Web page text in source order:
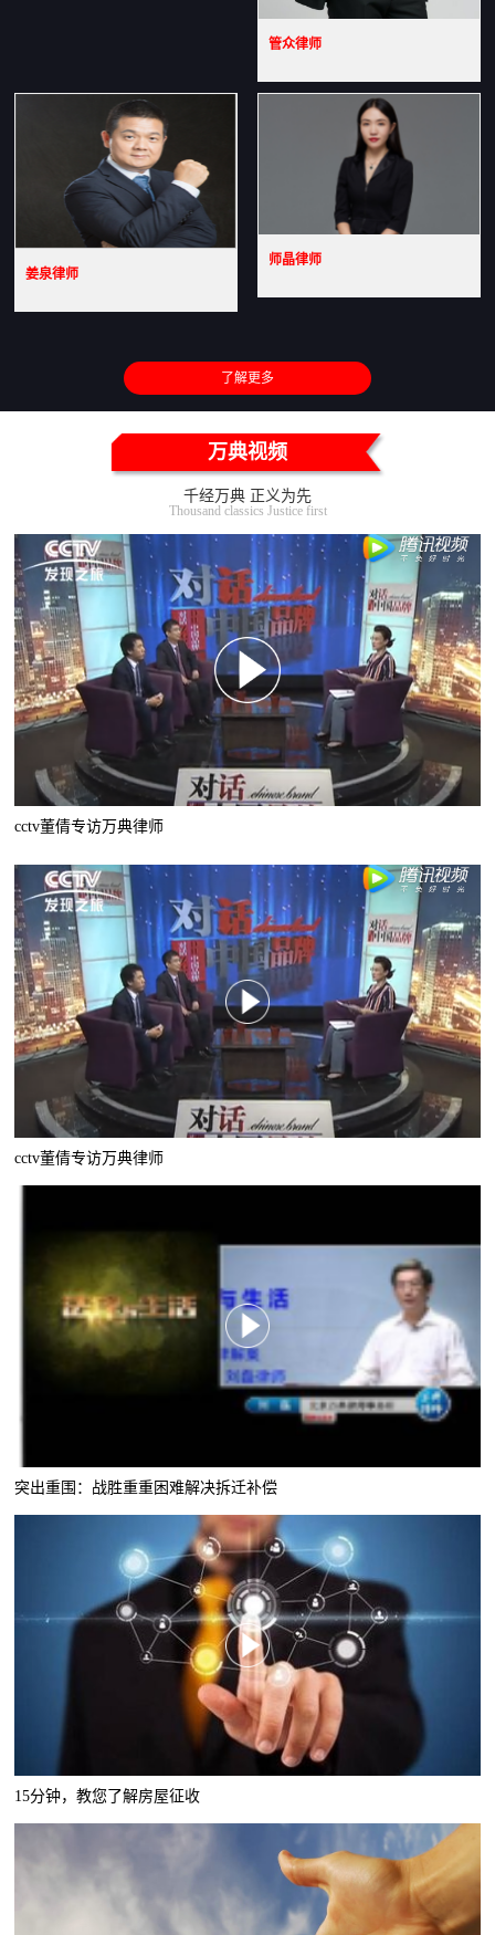
管众律师
姜泉律师
师晶律师
了解更多
万典视频
千经万典 正义为先
Thousand classics Justice first
cctv董倩专访万典律师
cctv董倩专访万典律师
突出重围：战胜重重困难解决拆迁补偿
15分钟，教您了解房屋征收